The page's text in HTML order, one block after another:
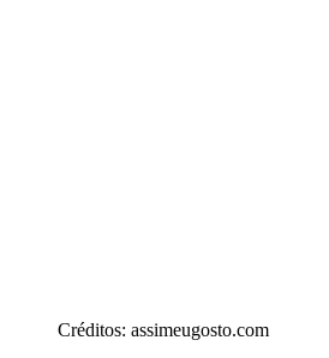
Créditos: assimeugosto.com